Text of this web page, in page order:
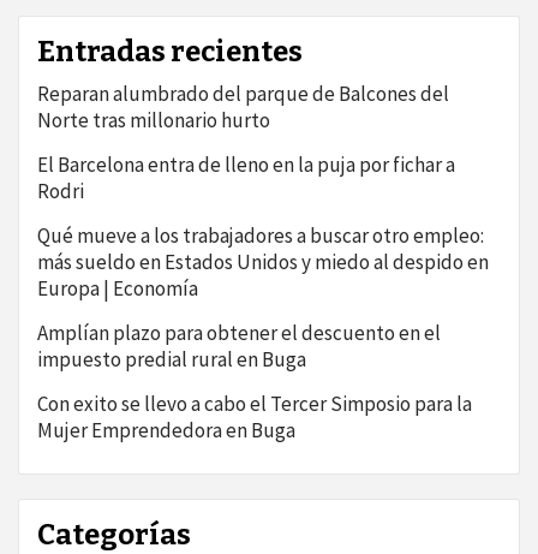
Entradas recientes
Reparan alumbrado del parque de Balcones del
Norte tras millonario hurto
El Barcelona entra de lleno en la puja por fichar a
Rodri
Qué mueve a los trabajadores a buscar otro empleo:
más sueldo en Estados Unidos y miedo al despido en
Europa | Economía
Amplían plazo para obtener el descuento en el
impuesto predial rural en Buga
Con exito se llevo a cabo el Tercer Simposio para la
Mujer Emprendedora en Buga
Categorías